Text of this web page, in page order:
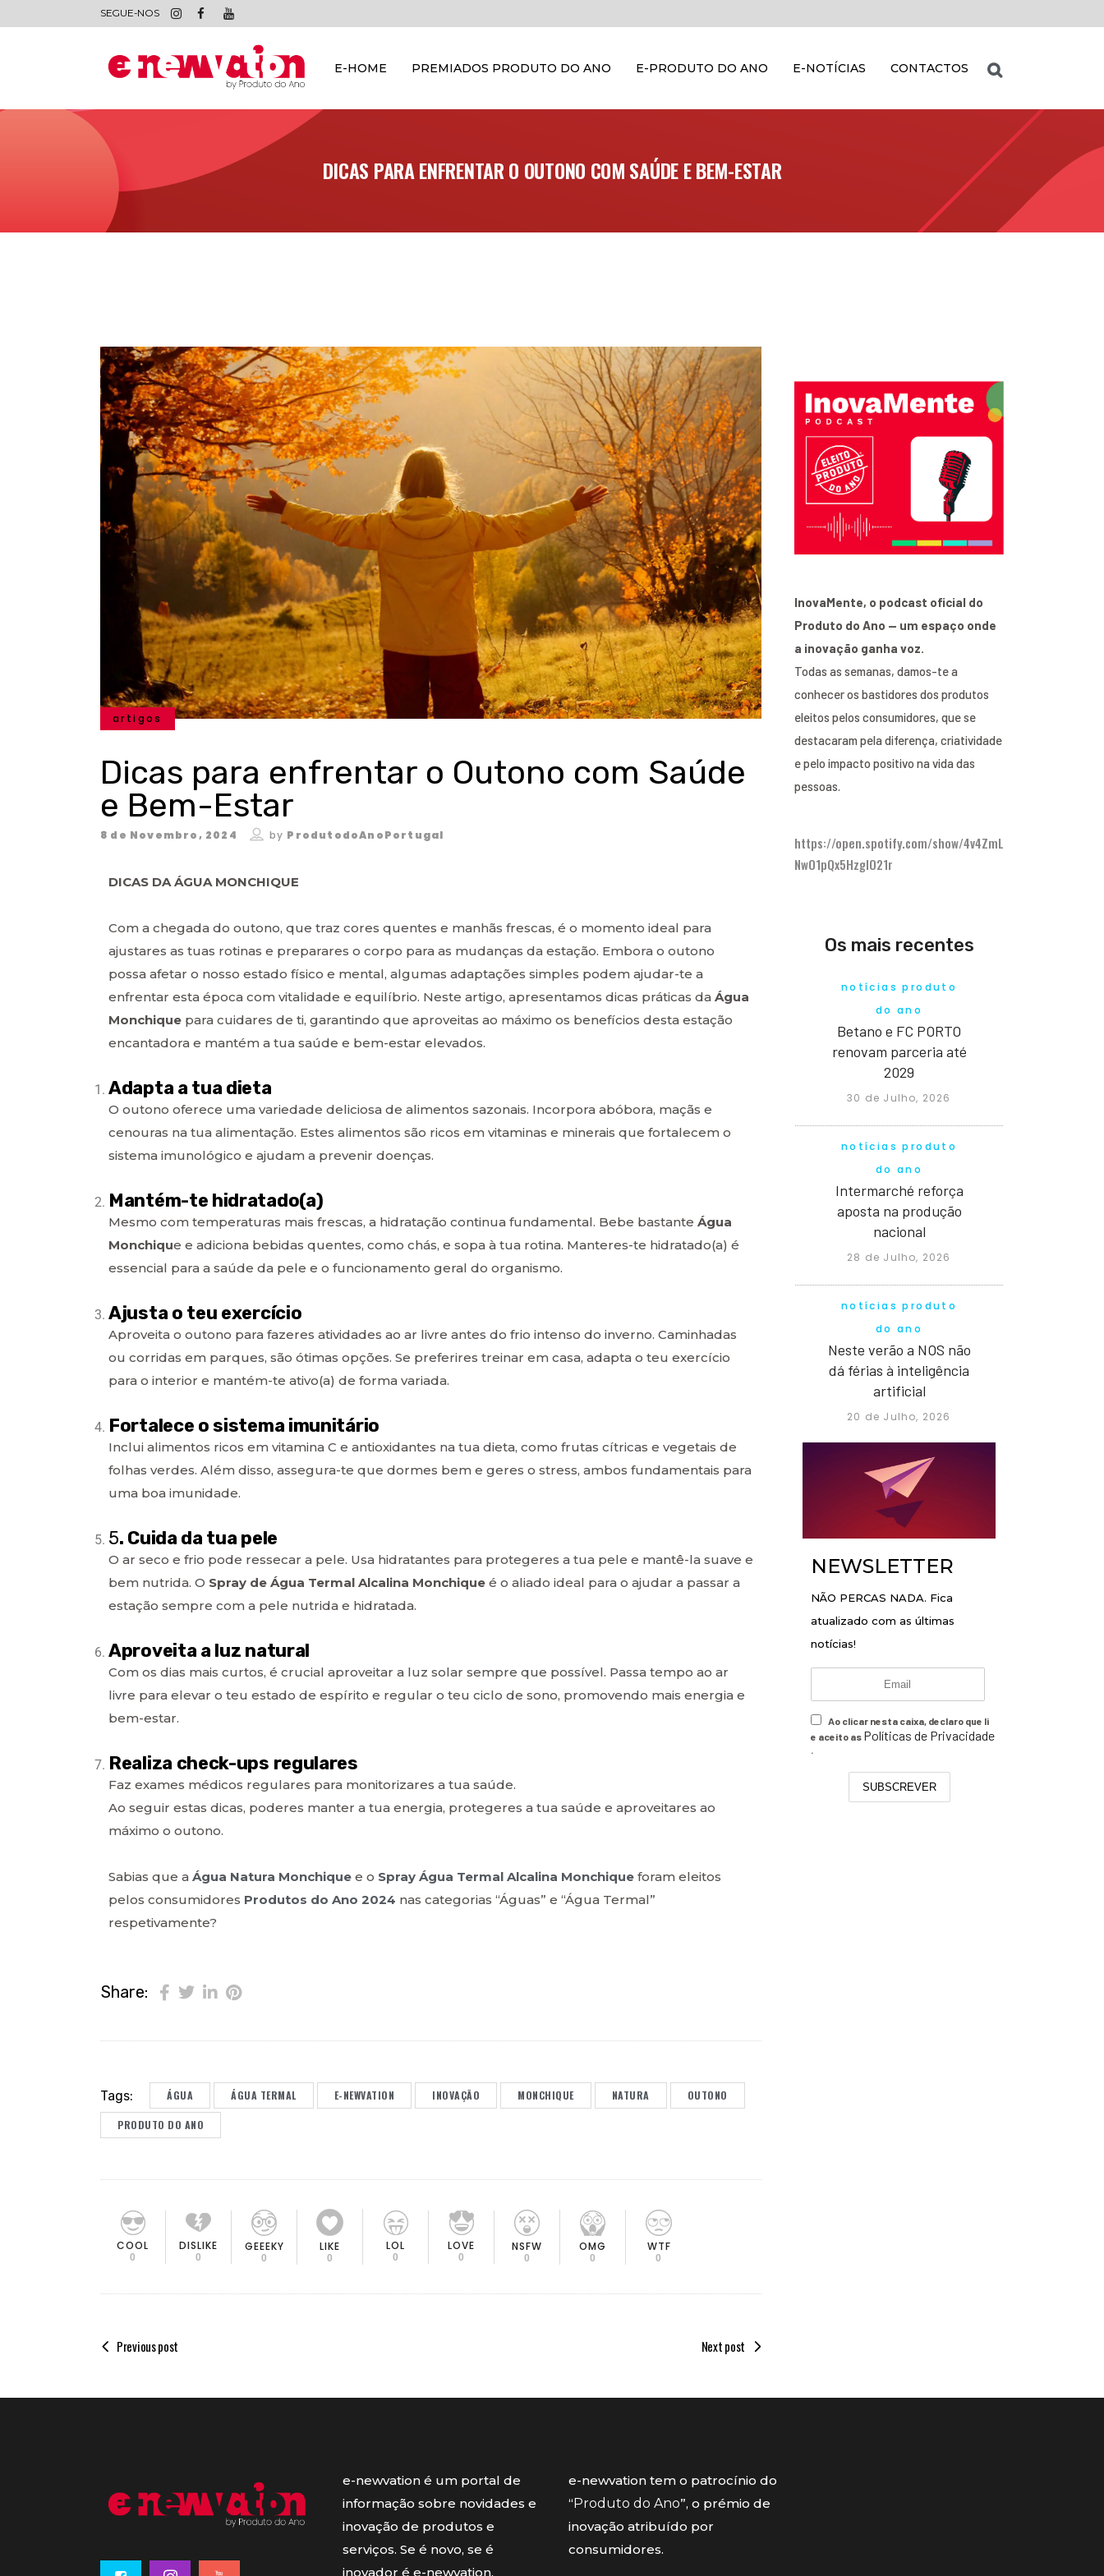
SEGUE-NOS
E-HOME PREMIADOS PRODUTO DO ANO E-PRODUTO DO ANO E-NOTÍCIAS CONTACTOS
DICAS PARA ENFRENTAR O OUTONO COM SAÚDE E BEM-ESTAR
artigos
Dicas para enfrentar o Outono com Saúde
e Bem-Estar
8 de Novembro, 2024 by ProdutodoAnoPortugal
DICAS DA ÁGUA MONCHIQUE
Com a chegada do outono, que traz cores quentes e manhãs frescas, é o momento ideal para
ajustares as tuas rotinas e preparares o corpo para as mudanças da estação. Embora o outono
possa afetar o nosso estado físico e mental, algumas adaptações simples podem ajudar-te a
enfrentar esta época com vitalidade e equilíbrio. Neste artigo, apresentamos dicas práticas da Água
Monchique para cuidares de ti, garantindo que aproveitas ao máximo os benefícios desta estação
encantadora e mantém a tua saúde e bem-estar elevados.
Adapta a tua dieta
O outono oferece uma variedade deliciosa de alimentos sazonais. Incorpora abóbora, maçãs e
cenouras na tua alimentação. Estes alimentos são ricos em vitaminas e minerais que fortalecem o
sistema imunológico e ajudam a prevenir doenças.
Mantém-te hidratado(a)
Mesmo com temperaturas mais frescas, a hidratação continua fundamental. Bebe bastante Água
Monchique e adiciona bebidas quentes, como chás, e sopa à tua rotina. Manteres-te hidratado(a) é
essencial para a saúde da pele e o funcionamento geral do organismo.
Ajusta o teu exercício
Aproveita o outono para fazeres atividades ao ar livre antes do frio intenso do inverno. Caminhadas
ou corridas em parques, são ótimas opções. Se preferires treinar em casa, adapta o teu exercício
para o interior e mantém-te ativo(a) de forma variada.
Fortalece o sistema imunitário
Inclui alimentos ricos em vitamina C e antioxidantes na tua dieta, como frutas cítricas e vegetais de
folhas verdes. Além disso, assegura-te que dormes bem e geres o stress, ambos fundamentais para
uma boa imunidade.
5. Cuida da tua pele
O ar seco e frio pode ressecar a pele. Usa hidratantes para protegeres a tua pele e mantê-la suave e
bem nutrida. O Spray de Água Termal Alcalina Monchique é o aliado ideal para o ajudar a passar a
estação sempre com a pele nutrida e hidratada.
Aproveita a luz natural
Com os dias mais curtos, é crucial aproveitar a luz solar sempre que possível. Passa tempo ao ar
livre para elevar o teu estado de espírito e regular o teu ciclo de sono, promovendo mais energia e
bem-estar.
Realiza check-ups regulares
Faz exames médicos regulares para monitorizares a tua saúde.
Ao seguir estas dicas, poderes manter a tua energia, protegeres a tua saúde e aproveitares ao
máximo o outono.
Sabias que a Água Natura Monchique e o Spray Água Termal Alcalina Monchique foram eleitos
pelos consumidores Produtos do Ano 2024 nas categorias “Águas” e “Água Termal”
respetivamente?
Share:
Tags: ÁGUA ÁGUA TERMAL E-NEWVATION INOVAÇÃO MONCHIQUE NATURA OUTONO
PRODUTO DO ANO
COOL
0
DISLIKE
0
GEEEKY
0
LIKE
0
LOL
0
LOVE
0
NSFW
0
OMG
0
WTF
0
Previous post Next post
InovaMente, o podcast oficial do
Produto do Ano — um espaço onde
a inovação ganha voz.
Todas as semanas, damos-te a
conhecer os bastidores dos produtos
eleitos pelos consumidores, que se
destacaram pela diferença, criatividade
e pelo impacto positivo na vida das
pessoas.
https://open.spotify.com/show/4v4ZmL
NwO1pQx5HzgIO21r
Os mais recentes
notícias produto
do ano
Betano e FC PORTO
renovam parceria até
2029
30 de Julho, 2026
notícias produto
do ano
Intermarché reforça
aposta na produção
nacional
28 de Julho, 2026
notícias produto
do ano
Neste verão a NOS não
dá férias à inteligência
artificial
20 de Julho, 2026
NEWSLETTER
NÃO PERCAS NADA. Fica
atualizado com as últimas
notícias!
Ao clicar nesta caixa, declaro que li
e aceito as Políticas de Privacidade
.
SUBSCREVER
e-newvation é um portal de
informação sobre novidades e
inovação de produtos e
serviços. Se é novo, se é
inovador é e-newvation.
e-newvation tem o patrocínio do
“ Produto do Ano”, o prémio de
inovação atribuído por
consumidores.